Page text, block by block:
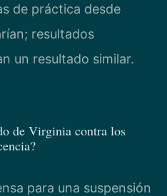
de práctica desde
resultados
un resultado similar.
de Virginia contra los
para una suspensión